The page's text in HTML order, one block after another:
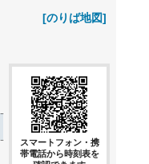
[のりば地図]
スマートフォン・携
帯電話から時刻表を